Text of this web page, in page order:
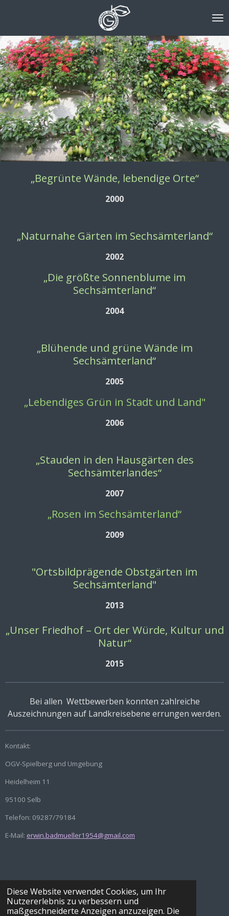
Diese Website verwendet Cookies, um Ihr
Nutzererlebnis zu verbessern und
maßgeschneiderte Anzeigen anzuzeigen. Die
springen
„Begrünte Wände, lebendige Orte“
2000
„Naturnahe Gärten im Sechsämterland“
2002
„Die größte Sonnenblume im
Sechsämterland“
2004
„Blühende und grüne Wände im
Sechsämterland“
2005
„Lebendiges Grün in Stadt und Land"
2006
„Stauden in den Hausgärten des
Sechsämterlandes“
2007
„Rosen im Sechsämterland“
2009
"Ortsbildprägende Obstgärten im
Sechsämterland"
2013
„Unser Friedhof – Ort der Würde, Kultur und
Natur“
2015
Bei allen Wettbewerben konnten zahlreiche
Auszeichnungen auf Landkreisebene errungen werden.
Kontakt:
OGV-Spielberg und Umgebung
Heidelheim 11
95100 Selb
Telefon: 09287/79184
E-Mail: erwin.badmueller1954@gmail.com
© 2021 - 2026 OGV-Spielberg und Umgebung